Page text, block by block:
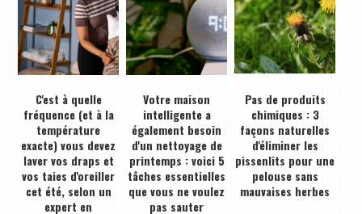
C'est à quelle
fréquence (et à la
température
exacte) vous devez
laver vos draps et
vos taies d'oreiller
cet été, selon un
expert en
Votre maison
intelligente a
également besoin
d'un nettoyage de
printemps : voici 5
tâches essentielles
que vous ne voulez
pas sauter
Pas de produits
chimiques : 3
façons naturelles
d'éliminer les
pissenlits pour une
pelouse sans
mauvaises herbes